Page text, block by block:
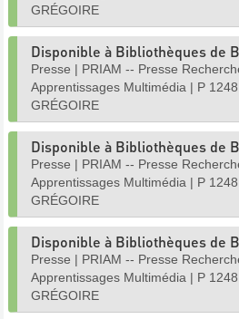
GRÉGOIRE
Disponible à Bibliothèques de
Presse | PRIAM -- Presse
Apprentissages Multimédia | P 1248
GRÉGOIRE
Disponible à Bibliothèques de
Presse | PRIAM -- Presse
Apprentissages Multimédia | P 1248
GRÉGOIRE
Disponible à Bibliothèques de
Presse | PRIAM -- Presse
Apprentissages Multimédia | P 1248
GRÉGOIRE